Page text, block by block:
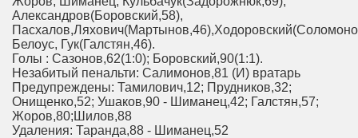
Александров(Боровский,58),
Белоус, Гук(Галстян,46).
Голы : Сазонов,62(1:0); Боровский,90(1:1).
Незабитый пенальти: Салимонов,81 (И) вратарь
Предупреждены: Тамилович,12; Прудников,32;
Онищенко,52; Ушаков,90 - Шиманец,42; Галстян,57;
Жоров,80;Шилов,88
Удаления: Таранда,88 - Шиманец,52